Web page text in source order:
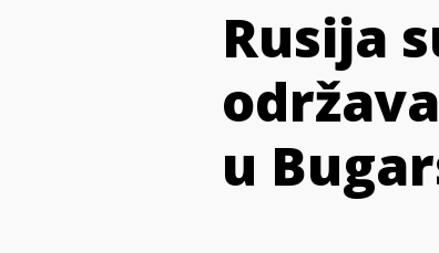
Rusija
u